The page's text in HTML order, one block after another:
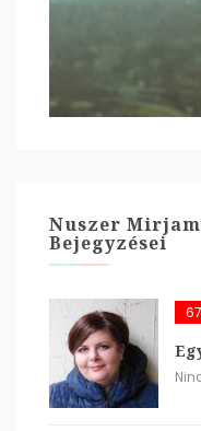
Nuszer
Bejegyzései